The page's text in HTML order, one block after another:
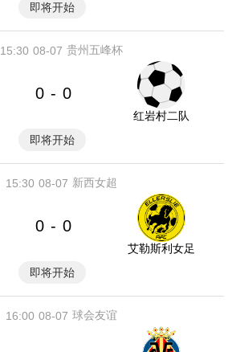
即将开始
08-07
15:30 贵州五峰杯
0 - 0
红岩村二队
即将开始
08-07
15:30 新西女超
0 - 0
艾勒斯利女足
即将开始
08-07
16:00 球会友谊